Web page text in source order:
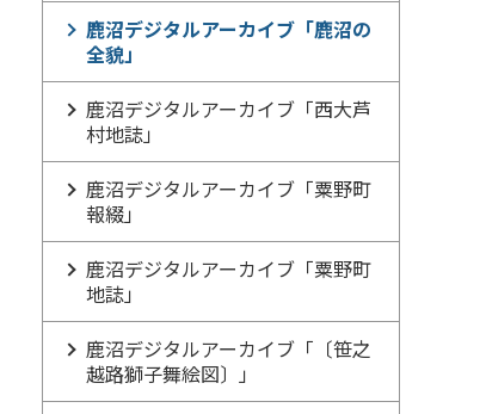
鹿沼デジタルアーカイブ「鹿沼の
全貌」
鹿沼デジタルアーカイブ「西大芦
村地誌」
鹿沼デジタルアーカイブ「粟野町
報綴」
鹿沼デジタルアーカイブ「粟野町
地誌」
鹿沼デジタルアーカイブ「〔笹之
越路獅子舞絵図〕」